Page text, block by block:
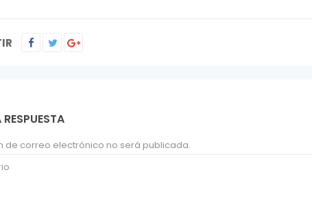
de correo electrónico no será publicada.